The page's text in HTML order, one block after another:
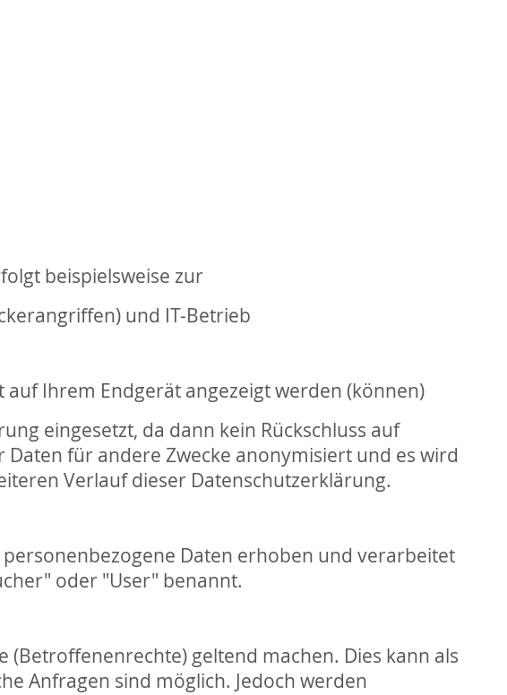
beispielsweise zur
und IT-Betrieb
Ihrem Endgerät angezeigt werden (können)
eingesetzt, da dann kein Rückschluss auf
für andere Zwecke anonymisiert und es wird
Verlauf dieser Datenschutzerklärung.
Daten erhoben und verarbeitet
oder "User" benannt.
geltend machen. Dies kann als
Anfragen sind möglich. Jedoch werden